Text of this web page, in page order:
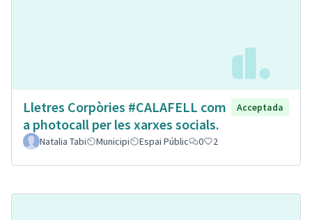
Lletres Corpòries #CALAFELL com
a photocall per les xarxes socials.
Acceptada
Natalia Tabi Municipi Espai Públic 0 2